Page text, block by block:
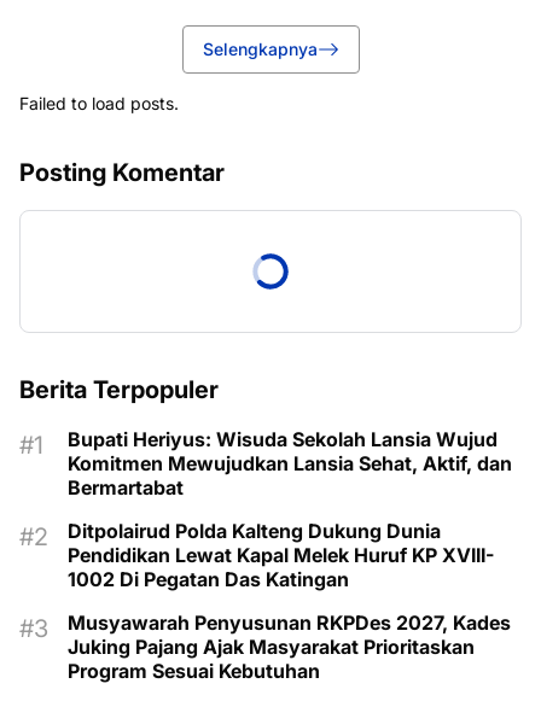
Selengkapnya
Failed to load posts.
Posting Komentar
Berita Terpopuler
Bupati Heriyus: Wisuda Sekolah Lansia Wujud
Komitmen Mewujudkan Lansia Sehat, Aktif, dan
Bermartabat
Ditpolairud Polda Kalteng Dukung Dunia
Pendidikan Lewat Kapal Melek Huruf KP XVIII-
1002 Di Pegatan Das Katingan
Musyawarah Penyusunan RKPDes 2027, Kades
Juking Pajang Ajak Masyarakat Prioritaskan
Program Sesuai Kebutuhan